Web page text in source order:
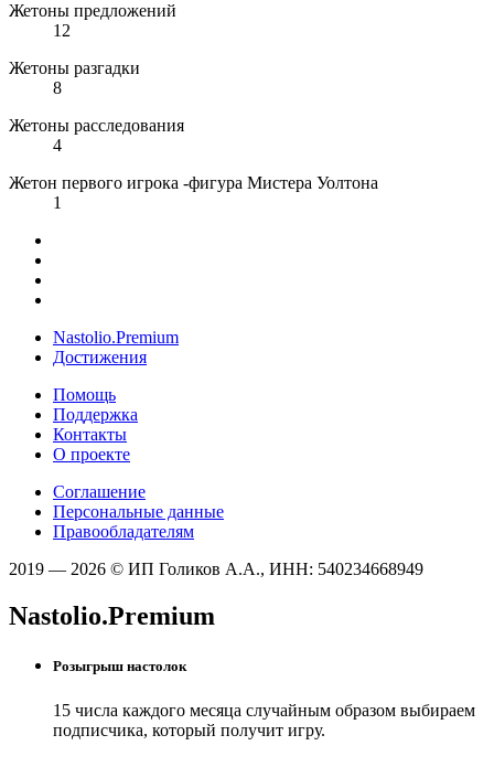
Жетоны предложений
12
Жетоны разгадки
8
Жетоны расследования
4
Жетон первого игрока -фигура Мистера Уолтона
1
Nastolio.Premium
Достижения
Помощь
Поддержка
Контакты
О проекте
Соглашение
Персональные данные
Правообладателям
2019 — 2026 © ИП Голиков А.А., ИНН: 540234668949
Nastolio.Premium
Розыгрыш настолок
15 числа каждого месяца случайным образом выбираем
подписчика, который получит игру.